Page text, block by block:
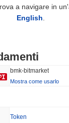
a navigare in
English
bmk-bitmarket
Mostra come usarlo
Token